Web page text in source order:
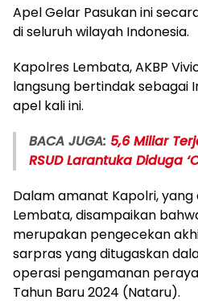
Apel Gelar Pasukan ini
di seluruh wilayah Indonesia.
Kapolres Lembata, AKBP
langsung bertindak sebagai
apel kali ini.
BACA JUGA: 5,6 Miliar
RSUD Larantuka Diduga
Dalam amanat Kapolri,
Lembata, disampaikan
merupakan pengecekan
sarpras yang ditugaskan
operasi pengamanan
Tahun Baru 2024 (Nataru).